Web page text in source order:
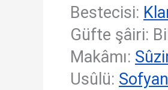
Bestecisi:
Güfte şâiri:
Makâmı:
Usûlü: